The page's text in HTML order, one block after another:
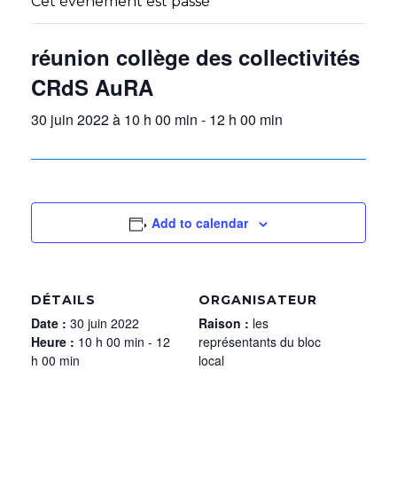
réunion collège des collectivités
CRdS AuRA
30 juin 2022 à 10 h 00 min - 12 h 00 min
Add to calendar
DÉTAILS
Date : 30 juin 2022
Heure : 10 h 00 min - 12
h 00 min
ORGANISATEUR
Raison : les
représentants du bloc
local